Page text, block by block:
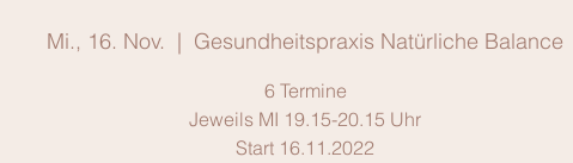
Mi., 16. Nov.
  |
Gesundheitspraxis Natürliche Balance
6 Termine
Jeweils MI 19.15-20.15 Uhr
Start 16.11.2022